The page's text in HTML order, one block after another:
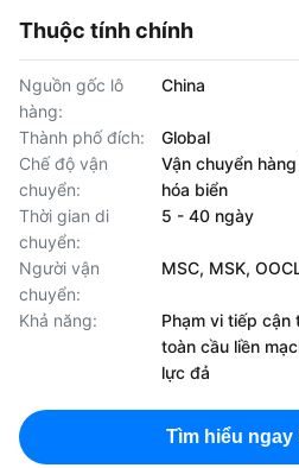
Thuộc tính chính
Nguồn gốc lô
hàng:
China
Thành phố đích:
Global
Chế độ vận
chuyển:
Vận chuyển
hóa biển
Thời gian di
chuyển:
5 - 40 ngày
Người vận
chuyển:
MSC, MSK,
Khả năng:
Phạm vi tiếp cận
toàn cầu liền
lực đả
Tìm hiểu ngay